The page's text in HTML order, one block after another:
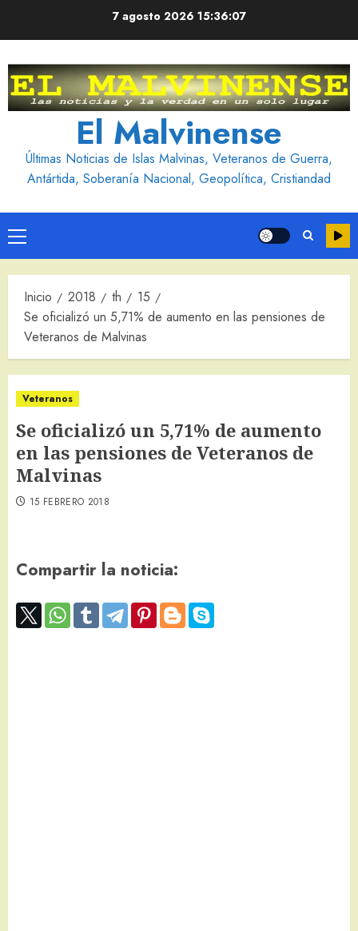
7 agosto 2026 15:36:08
El Malvinense
Últimas Noticias de Islas Malvinas, Veteranos de Guerra,
Antártida, Soberanía Nacional, Geopolítica, Cristiandad
Menú
principal
Inicio 2018 th
15
Se oficializó un 5,71% de aumento en las pensiones de
Veteranos de Malvinas
Veteranos
Se oficializó un 5,71% de aumento
en las pensiones de Veteranos de
Malvinas
15 FEBRERO 2018
Compartir la noticia: